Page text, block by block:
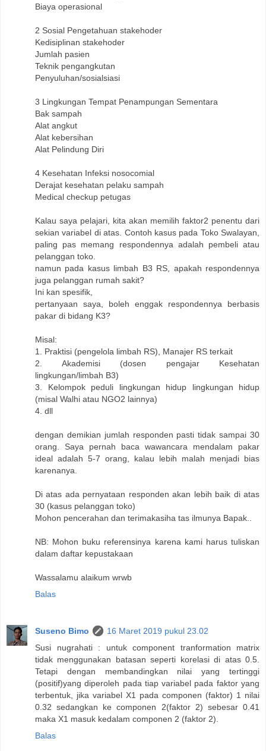
Biaya operasional
2 Sosial Pengetahuan stakehoder
Kedisiplinan stakehoder
Jumlah pasien
Teknik pengangkutan
Penyuluhan/sosialsiasi
3 Lingkungan Tempat Penampungan Sementara
Bak sampah
Alat angkut
Alat kebersihan
Alat Pelindung Diri
4 Kesehatan Infeksi nosocomial
Derajat kesehatan pelaku sampah
Medical checkup petugas
Kalau saya pelajari, kita akan memilih faktor2 penentu dari
sekian variabel di atas. Contoh kasus pada Toko Swalayan,
paling pas memang respondennya adalah pembeli atau
pelanggan toko.
namun pada kasus limbah B3 RS, apakah respondennya
juga pelanggan rumah sakit?
Ini kan spesifik,
pertanyaan saya, boleh enggak respondennya berbasis
pakar di bidang K3?
Misal:
1. Praktisi (pengelola limbah RS), Manajer RS terkait
2. Akademisi (dosen pengajar Kesehatan
lingkungan/limbah B3)
3. Kelompok peduli lingkungan hidup lingkungan hidup
(misal Walhi atau NGO2 lainnya)
4. dll
dengan demikian jumlah responden pasti tidak sampai 30
orang. Saya pernah baca wawancara mendalam pakar
ideal adalah 5-7 orang, kalau lebih malah menjadi bias
karenanya.
Di atas ada pernyataan responden akan lebih baik di atas
30 (kasus pelanggan toko)
Mohon pencerahan dan terimakasiha tas ilmunya Bapak..
NB: Mohon buku referensinya karena kami harus tuliskan
dalam daftar kepustakaan
Wassalamu alaikum wrwb
Balas
Suseno Bimo
16 Maret 2019 pukul 23.02
Susi nugrahati : untuk component tranformation matrix
tidak menggunakan batasan seperti korelasi di atas 0.5.
Tetapi dengan membandingkan nilai yang tertinggi
(positif)yang diperoleh pada tiap variabel pada faktor yang
terbentuk, jika variabel X1 pada componen (faktor) 1 nilai
0.32 sedangkan ke componen 2(faktor 2) sebesar 0.41
maka X1 masuk kedalam componen 2 (faktor 2).
Balas